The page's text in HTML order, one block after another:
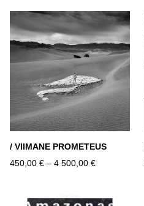
/ VIIMANE PROMETEUS
450,00 € – 4 500,00 €